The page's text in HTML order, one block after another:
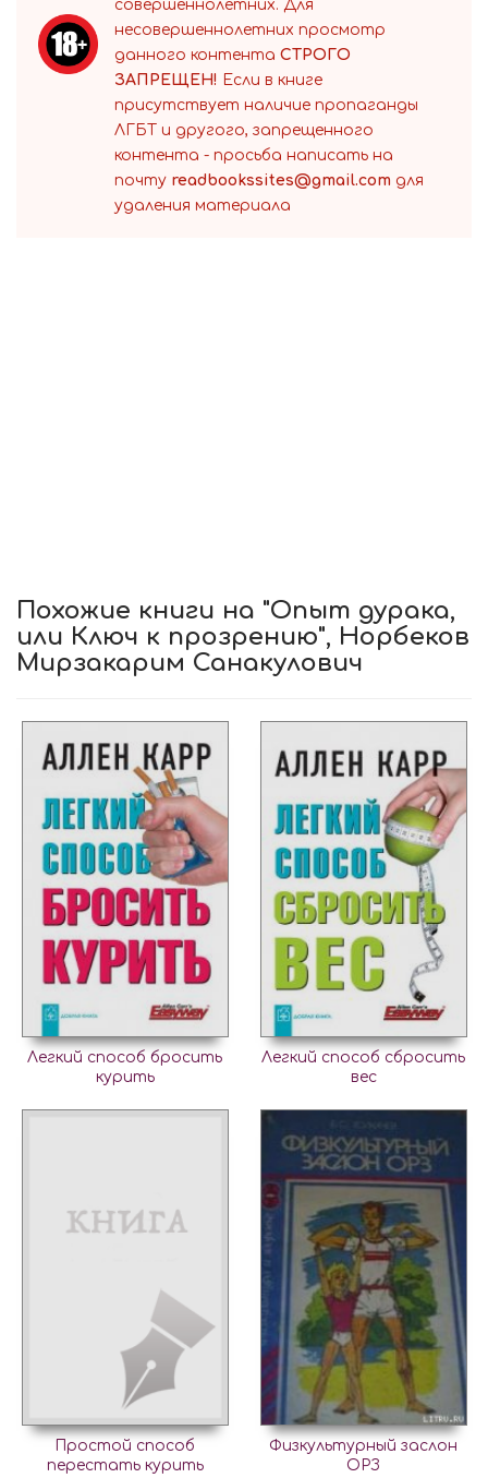
совершеннолетних. Для
несовершеннолетних просмотр
данного контента СТРОГО
ЗАПРЕЩЕН! Если в книге
присутствует наличие пропаганды
ЛГБТ и другого, запрещенного
контента - просьба написать на
почту readbookssites@gmail.com для
удаления материала
Похожие книги на "Опыт дурака,
или Ключ к прозрению", Норбеков
Мирзакарим Санакулович
Легкий способ бросить
курить
Легкий способ сбросить
вес
Простой способ
перестать курить
Физкультурный заслон
ОРЗ